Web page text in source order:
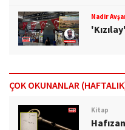
Nadir
ÇOK OKUNANLAR
Kitap